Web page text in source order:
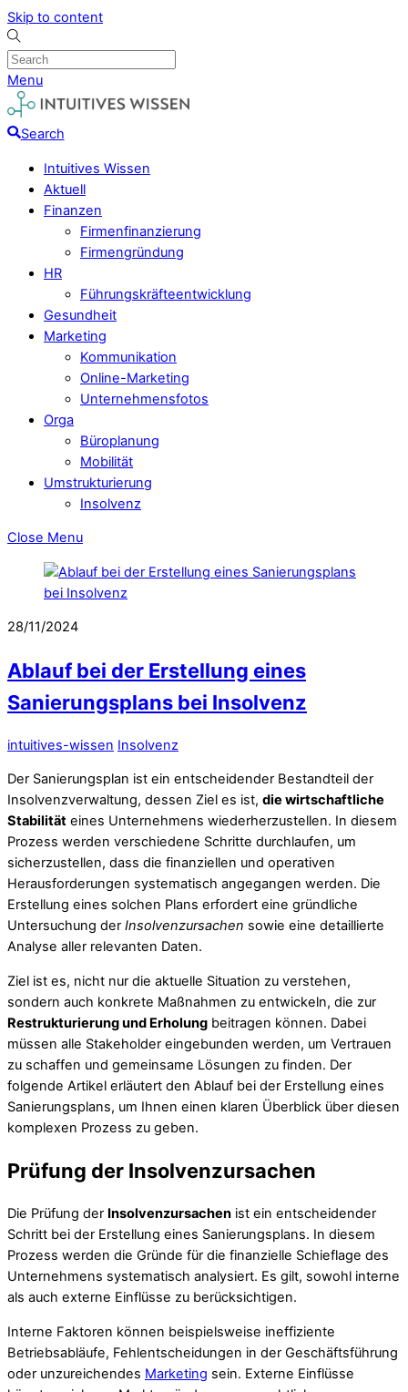
Skip to content
Menu
Search
Intuitives Wissen
Aktuell
Finanzen
Firmenfinanzierung
Firmengründung
HR
Führungskräfteentwicklung
Gesundheit
Marketing
Kommunikation
Online-Marketing
Unternehmensfotos
Orga
Büroplanung
Mobilität
Umstrukturierung
Insolvenz
Close Menu
28/11/2024
Ablauf bei der Erstellung eines
Sanierungsplans bei Insolvenz
intuitives-wissen Insolvenz
Der Sanierungsplan ist ein entscheidender Bestandteil der
Insolvenzverwaltung, dessen Ziel es ist, die wirtschaftliche
Stabilität eines Unternehmens wiederherzustellen. In diesem
Prozess werden verschiedene Schritte durchlaufen, um
sicherzustellen, dass die finanziellen und operativen
Herausforderungen systematisch angegangen werden. Die
Erstellung eines solchen Plans erfordert eine gründliche
Untersuchung der Insolvenzursachen sowie eine detaillierte
Analyse aller relevanten Daten.
Ziel ist es, nicht nur die aktuelle Situation zu verstehen,
sondern auch konkrete Maßnahmen zu entwickeln, die zur
Restrukturierung und Erholung beitragen können. Dabei
müssen alle Stakeholder eingebunden werden, um Vertrauen
zu schaffen und gemeinsame Lösungen zu finden. Der
folgende Artikel erläutert den Ablauf bei der Erstellung eines
Sanierungsplans, um Ihnen einen klaren Überblick über diesen
komplexen Prozess zu geben.
Prüfung der Insolvenzursachen
Die Prüfung der Insolvenzursachen ist ein entscheidender
Schritt bei der Erstellung eines Sanierungsplans. In diesem
Prozess werden die Gründe für die finanzielle Schieflage des
Unternehmens systematisch analysiert. Es gilt, sowohl interne
als auch externe Einflüsse zu berücksichtigen.
Interne Faktoren können beispielsweise ineffiziente
Betriebsabläufe, Fehlentscheidungen in der Geschäftsführung
oder unzureichendes Marketing sein. Externe Einflüsse